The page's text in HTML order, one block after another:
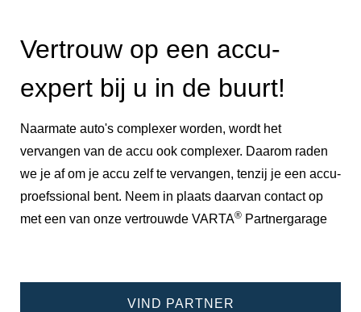
Vertrouw op een accu-
expert bij u in de buurt!
Naarmate auto's complexer worden, wordt het
vervangen van de accu ook complexer. Daarom raden
we je af om je accu zelf te vervangen, tenzij je een accu-
proefssional bent. Neem in plaats daarvan contact op
met een van onze vertrouwde VARTA® Partnergarage
VIND PARTNER